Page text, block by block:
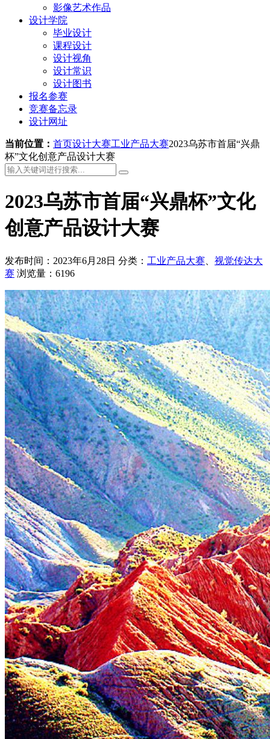
影像艺术作品
设计学院
毕业设计
课程设计
设计视角
设计常识
设计图书
报名参赛
竞赛备忘录
设计网址
当前位置： 首页设计大赛工业产品大赛2023乌苏市首届“兴鼎
杯”文化创意产品设计大赛
2023乌苏市首届“兴鼎杯”文化
创意产品设计大赛
发布时间：2023年6月28日 分类： 工业产品大赛
视觉传达大
赛 浏览量：6196